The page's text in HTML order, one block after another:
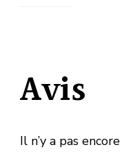
Avis
Il n’y a pas encore